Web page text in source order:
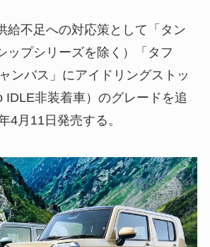
給不足への対応策として「タン
ップシリーズを除く）「タフ
ンバス」にアイドリングストッ
IDLE非装着車）のグレードを追
4月11日発売する。